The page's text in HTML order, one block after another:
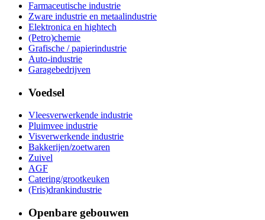
Farmaceutische industrie
Zware industrie en metaalindustrie
Elektronica en hightech
(Petro)chemie
Grafische / papierindustrie
Auto-industrie
Garagebedrijven
Voedsel
Vleesverwerkende industrie
Pluimvee industrie
Visverwerkende industrie
Bakkerijen/zoetwaren
Zuivel
AGF
Catering/grootkeuken
(Fris)drankindustrie
Openbare gebouwen